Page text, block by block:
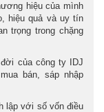
hiệu của mình
hiệu quả và uy tín
trọng trong chặng
của công ty IDJ
bán, sáp nhập
lập với số vốn điều